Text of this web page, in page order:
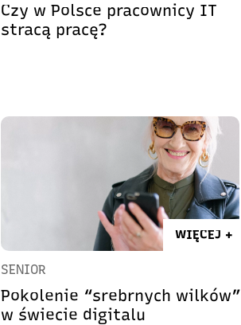
Czy w Polsce pracownicy IT
stracą pracę?
WIĘCEJ +
SENIOR
Pokolenie “srebrnych wilków”
w świecie digitalu